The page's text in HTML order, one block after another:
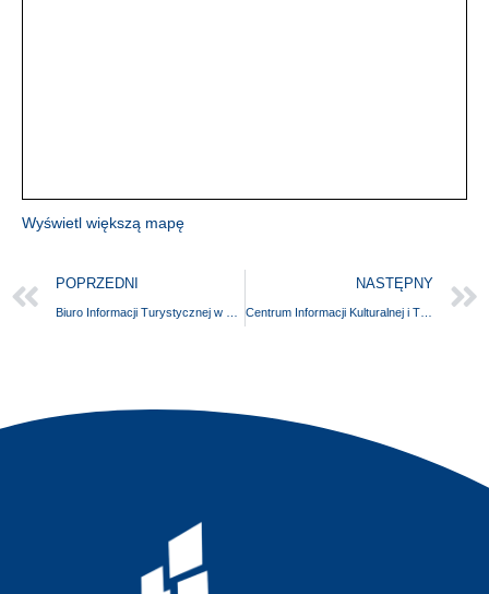
Wyświetl większą mapę
POPRZEDNI NASTĘPNY
Centrum Informacji Kulturalnej i Turystycznej**** w Szczecinie